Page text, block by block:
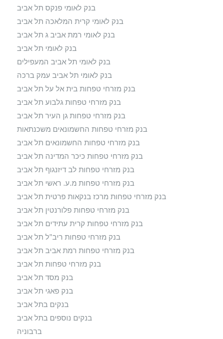
בנק לאומי פנקס תל אביב
בנק לאומי קרית המלאכה תל אביב
בנק לאומי רמת אביב ג תל אביב
בנק לאומי תל אביב
בנק לאומי תל אביב המעפילים
בנק לאומי תל אביב עמק ברכה
בנק מזרחי טפחות בית אל על תל אביב
בנק מזרחי טפחות גלבוע תל אביב
בנק מזרחי טפחות גן העיר תל אביב
בנק מזרחי טפחות החשמונאים משכנתאות
בנק מזרחי טפחות החשמונאים תל אביב
בנק מזרחי טפחות כיכר המדינה תל אביב
בנק מזרחי טפחות לב דיזנגוף תל אביב
בנק מזרחי טפחות מ.ע. ראשי תל אביב
בנק מזרחי טפחות מרכז בנקאות פרטית תל אביב
בנק מזרחי טפחות פלורנטין תל אביב
בנק מזרחי טפחות קרית עתידים תל אביב
בנק מזרחי טפחות ריב"ל תל אביב
בנק מזרחי טפחות רמת אביב תל אביב
בנק מזרחי טפחות תל אביב
בנק מסד תל אביב
בנק פאגי תל אביב
בנקים בתל אביב
בנקים נוספים בתל אביב
ברבוניה